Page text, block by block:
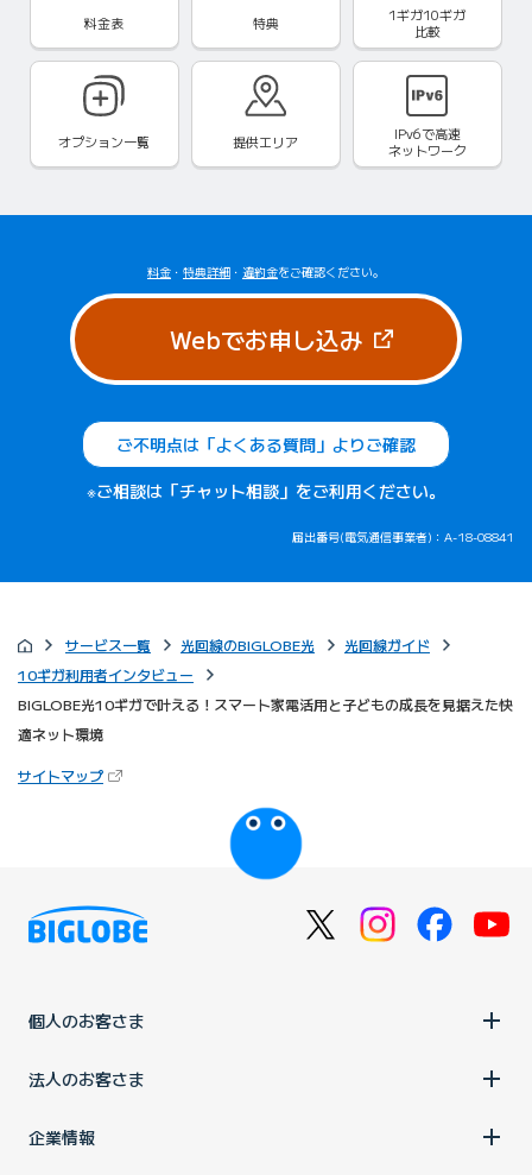
料金表 特典
1ギガ10ギガ
比較
オプション一覧 提供エリア IPv6で高速
ネットワーク
料金 ・ 特典詳細 ・ 違約金をご確認ください。
Webでお申し込み（新しいタブ
ご不明点は「よくある質問」よりご確認
※ご相談は「チャット相談」をご利用ください。
届出番号(電気通信事業者)：A-18-08841
サービス一覧 光回線のBIGLOBE光
光回線ガイド
10ギガ利用者インタビュー
BIGLOBE光10ギガで叶える！スマート家電活用と子どもの成長を見据えた快
適ネット環境
サイトマップ（新しいタブで開きます）
びっぷるのページ
個人のお客さま
法人のお客さま
企業情報